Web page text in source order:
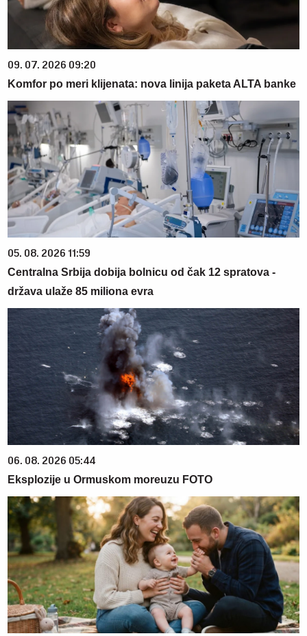
09. 07. 2026 09:20
Komfor po meri klijenata: nova linija paketa ALTA banke
05. 08. 2026 11:59
Centralna Srbija dobija bolnicu od čak 12 spratova -
država ulaže 85 miliona evra
06. 08. 2026 05:44
Eksplozije u Ormuskom moreuzu FOTO